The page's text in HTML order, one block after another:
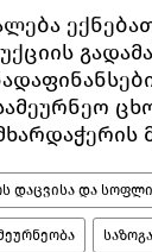
დაცვისა და